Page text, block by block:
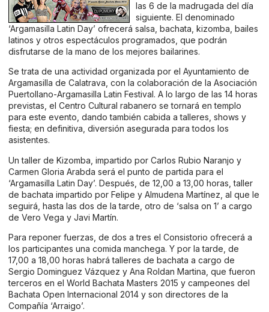
las 6 de la madrugada del día
siguiente. El denominado
‘Argamasilla Latin Day’ ofrecerá salsa, bachata, kizomba, bailes
latinos y otros espectáculos programados, que podrán
disfrutarse de la mano de los mejores bailarines.
Se trata de una actividad organizada por el Ayuntamiento de
Argamasilla de Calatrava, con la colaboración de la Asociación
Puertollano-Argamasilla Latin Festival. A lo largo de las 14 horas
previstas, el Centro Cultural rabanero se tornará en templo
para este evento, dando también cabida a talleres, shows y
fiesta; en definitiva, diversión asegurada para todos los
asistentes.
Un taller de Kizomba, impartido por Carlos Rubio Naranjo y
Carmen Gloria Arabda será el punto de partida para el
‘Argamasilla Latin Day’. Después, de 12,00 a 13,00 horas, taller
de bachata impartido por Felipe y Almudena Martínez, al que le
seguirá, hasta las dos de la tarde, otro de ‘salsa on 1’ a cargo
de Vero Vega y Javi Martín.
Para reponer fuerzas, de dos a tres el Consistorio ofrecerá a
los participantes una comida manchega. Y por la tarde, de
17,00 a 18,00 horas habrá talleres de bachata a cargo de
Sergio Dominguez Vázquez y Ana Roldan Martina, que fueron
terceros en el World Bachata Masters 2015 y campeones del
Bachata Open Internacional 2014 y son directores de la
Compañía ‘Arraigo’.